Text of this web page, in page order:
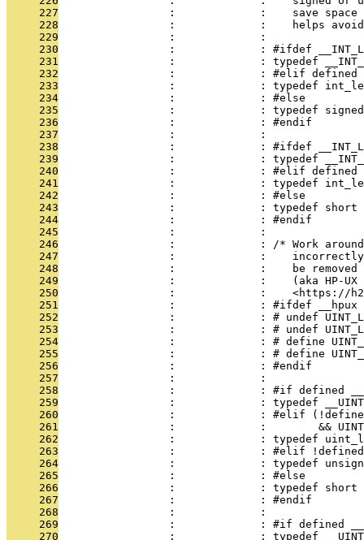
     227
:             :    save
     228
:             :    helps
     229
                 :             :
     230
:             : #ifdef
     231
:             : typedef
     232
:             : #elif defined
     233
:             : typedef
     234
                 :             : #else
     235
:             : typedef
     236
                 :             : #endif
     237
                 :             :
     238
:             : #ifdef
     239
:             : typedef
     240
:             : #elif defined
     241
:             : typedef
     242
                 :             : #else
     243
:             : typedef short
     244
                 :             : #endif
     245
                 :             :
     246
:             : /* Work
     247
:             :
     248
:             :    be
     249
:             :    (aka HP-
     250
:             :    <https://
     251
                 :             : #ifdef __hpux
     252
:             : # undef
     253
:             : # undef
     254
:             : # define
     255
:             : # define
     256
                 :             : #endif
     257
                 :             :
     258
:             : #if defined
     259
:             : typedef
     260
:             : #elif
     261
:             :        &&
     262
:             : typedef
     263
:             : #elif
     264
:             : typedef
     265
                 :             : #else
     266
:             : typedef short
     267
                 :             : #endif
     268
                 :             :
     269
:             : #if defined
     270
:             : typedef